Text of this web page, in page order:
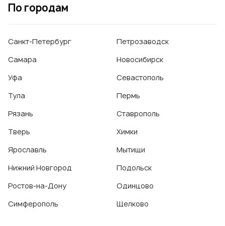
По городам
Санкт-Петербург
Самара
Уфа
Тула
Рязань
Тверь
Ярославль
Нижний Новгород
Ростов-на-Дону
Симферополь
Петрозаводск
Новосибирск
Севастополь
Пермь
Ставрополь
Химки
Мытищи
Подольск
Одинцово
Щелково